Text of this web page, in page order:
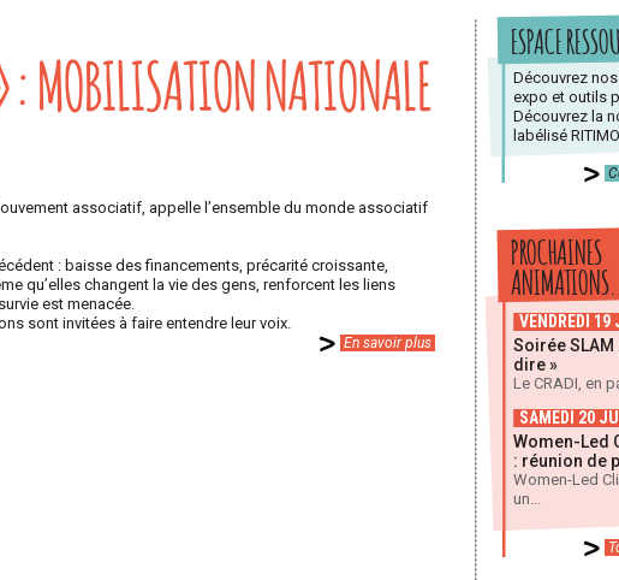
: MOBILISATION NATIONALE
associatif, appelle l’ensemble du monde associatif
: baisse des financements, précarité croissante,
qu’elles changent la vie des gens, renforcent les liens
est menacée.
sont invitées à faire entendre leur voix.
En savoir plus
ESPACE
Découvrez
expo et outils
Découvrez la
labélisé RITIMO
PROCHAINES
ANIMATIONS...
VENDREDI 19
Soirée
dire »
Le CRADI, en
SAMEDI 20
Women-Led
: réunion de
Women-Led
un...